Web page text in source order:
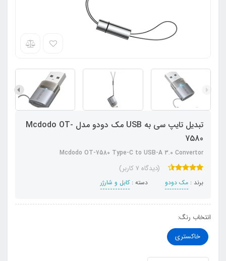
تبدیل تایپ سی به USB مک دودو مدل Mcdodo OT-
7580
Mcdodo OT-7580 Type-C to USB-A 3.0 Convertor
(دیدگاه 7 کاربر)
برند : مک دودو دسته :کابل و شارژر
انتخاب رنگ:
خاکستری